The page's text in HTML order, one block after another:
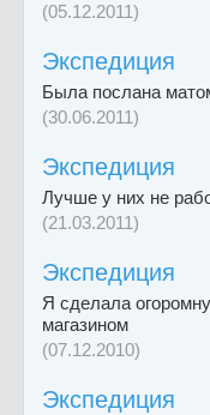
(05.12.2011)
Экспедиция
Была послана
(30.06.2011)
Экспедиция
Лучше у них не
(21.03.2011)
Экспедиция
Я сделала
магазином
(07.12.2010)
Экспедиция